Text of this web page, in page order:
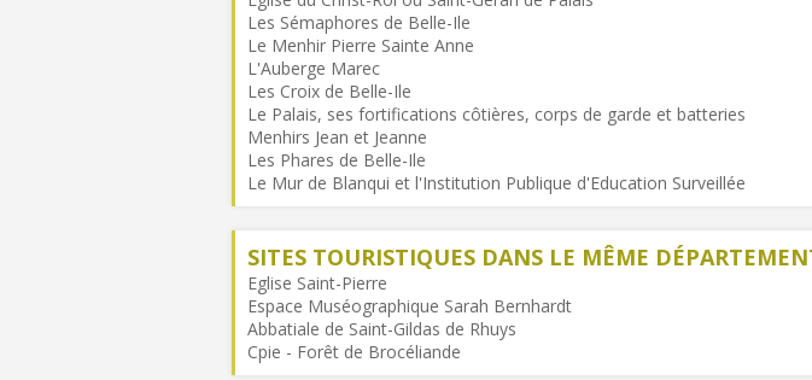
Les Sémaphores de Belle-Ile
Le Menhir Pierre Sainte Anne
L'Auberge Marec
Les Croix de Belle-Ile
Le Palais, ses fortifications côtières, corps de garde et batteries
Menhirs Jean et Jeanne
Les Phares de Belle-Ile
Le Mur de Blanqui et l'Institution Publique d'Education Surveillée
SITES TOURISTIQUES DANS LE MÊME
Eglise Saint-Pierre
Espace Muséographique Sarah Bernhardt
Abbatiale de Saint-Gildas de Rhuys
Cpie - Forêt de Brocéliande